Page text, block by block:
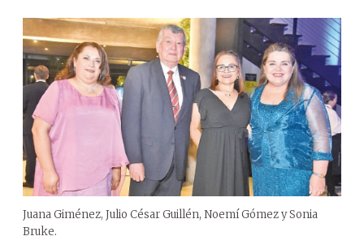
Juana Giménez, Julio César Guillén, Noemí Gómez y Sonia
Bruke.